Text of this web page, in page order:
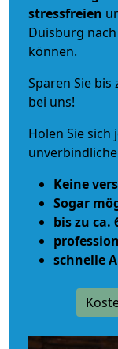
stressfreien
Duisburg
können.
Sparen Sie
bei uns!
Holen Sie
Keine
Sogar
bis zu ca.
schnelle